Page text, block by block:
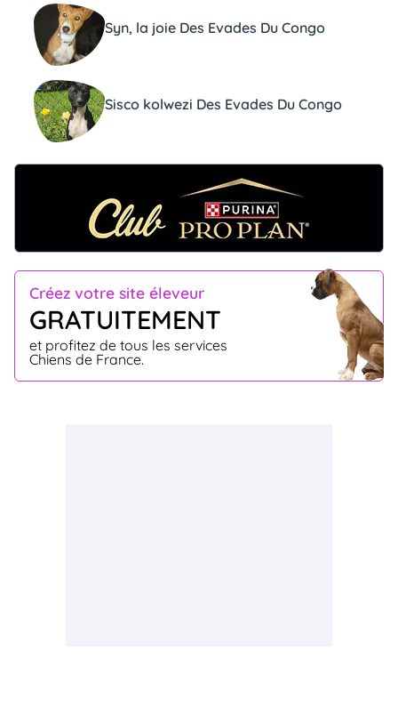
Créez votre site éleveur
GRATUITEMENT
et profitez de tous les services
Chiens de France.
Syn, la joie Des Evades Du Congo
Sisco kolwezi Des Evades Du Congo